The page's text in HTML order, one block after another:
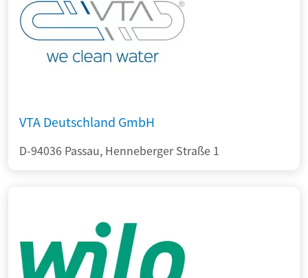
VTA Deutschland GmbH
D-94036 Passau, Henneberger Straße 1